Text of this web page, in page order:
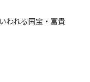
われる国宝・富貴